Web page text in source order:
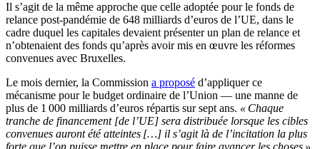
Il s’agit de la même approche que celle adoptée pour le fonds de
relance post-pandémie de 648 milliards d’euros de l’UE, dans le
cadre duquel les capitales devaient présenter un plan de relance et
n’obtenaient des fonds qu’après avoir mis en œuvre les réformes
convenues avec Bruxelles.
Le mois dernier, la Commission a proposé d’appliquer ce
mécanisme pour le budget ordinaire de l’Union — une manne de
plus de 1 000 milliards d’euros répartis sur sept ans. « Chaque
tranche de financement [de l’UE] sera distribuée lorsque les cibles
convenues auront été atteintes […] il s’agit là de l’incitation la plus